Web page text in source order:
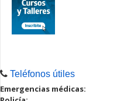
Teléfonos útiles
Emergencias médicas: